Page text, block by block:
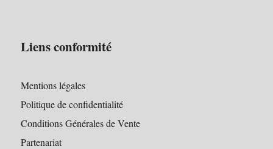
Liens conformité
Mentions légales
Politique de confidentialité
Conditions Générales de Vente
Partenariat